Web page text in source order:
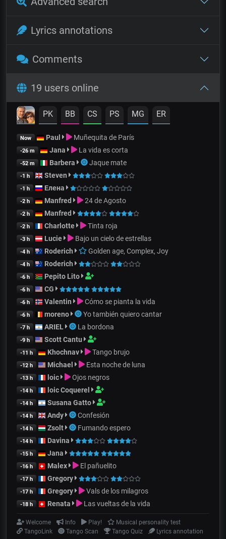
Lyrics annotations
Comments
19 users online
PK BB CS PS MG ER
Now Paul Muñequita de París
-26 m Jana La vida es corta
-52 m Barbera Jaque mate
-1 h Steven
-1 h Елена
-2 h Manfred 24 de Agosto
-2 h Manfred
-2 h Charlotte Tinta roja
-3 h Lucie Bajo un cielo de estrellas
-4 h Roderich Golden age, Complex, Joy
-4 h Roderich
-6 h Pepito Lito
-6 h CG
-6 h Valentin Cómo se pianta la vida
-6 h moreno Yo también quiero cantar
-7 h ARIEL La bordona
-9 h Scott Cantu
-11 h Khochnav Tango brujo
-12 h Michael Esta noche de luna
-13 h loic Ojos negros
-14 h loic Coquerel
-14 h Susana Gatto
-14 h Andy Confesión
-14 h Zsolt Fumando espero
-14 h Davina
-15 h Jana
-16 h Malex El pañuelito
-17 h Gregory
-17 h Gregory Vals de los milagros
-18 h Renata Las vueltas de la vida
Welcome Info Play!
Musical personality test
TangoLink
Tango Scan Tango Quiz Lyrics annotation